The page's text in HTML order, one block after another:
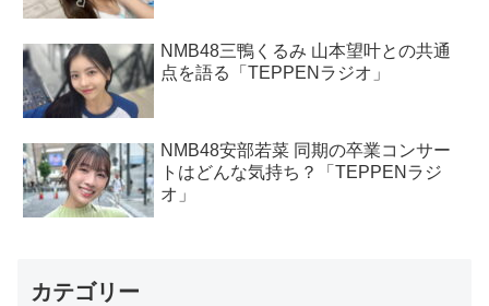
NMB48三鴨くるみ 山本望叶との共通
点を語る「TEPPENラジオ」
NMB48安部若菜 同期の卒業コンサー
トはどんな気持ち？「TEPPENラジ
オ」
カテゴリー